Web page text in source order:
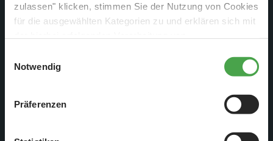
zulassen" klicken, stimmen Sie der Nutzung von Cookies
für die ausgewählten Kategorien zu und erklären sich mit
diese Einstellungen jederzeit über die Schaltfläche
zustimmen, beschränken wir uns auf die technisch
notwendigen Cookies. Weitere Informationen finden Sie in
Notwendig
Präferenzen
Aufmerksame Besucher und Wochenbericht-Leser haben es
vielleicht schon mitbekommen: Im Wunderland wird wieder